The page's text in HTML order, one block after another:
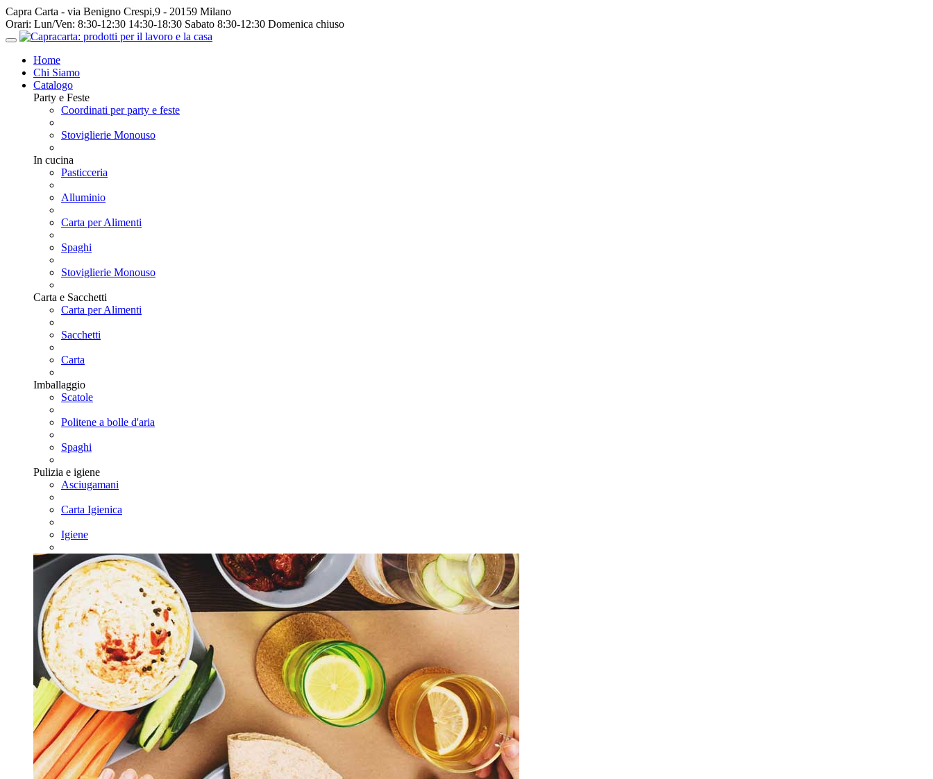
Capra Carta - via Benigno Crespi,9 - 20159 Milano
Orari: Lun/Ven: 8:30-12:30 14:30-18:30 Sabato 8:30-12:30 Domenica chiuso
Home
Chi Siamo
Catalogo
Party e Feste
Coordinati per party e feste
Stoviglierie Monouso
In cucina
Pasticceria
Alluminio
Carta per Alimenti
Spaghi
Stoviglierie Monouso
Carta e Sacchetti
Carta per Alimenti
Sacchetti
Carta
Imballaggio
Scatole
Politene a bolle d'aria
Spaghi
Pulizia e igiene
Asciugamani
Carta Igienica
Igiene